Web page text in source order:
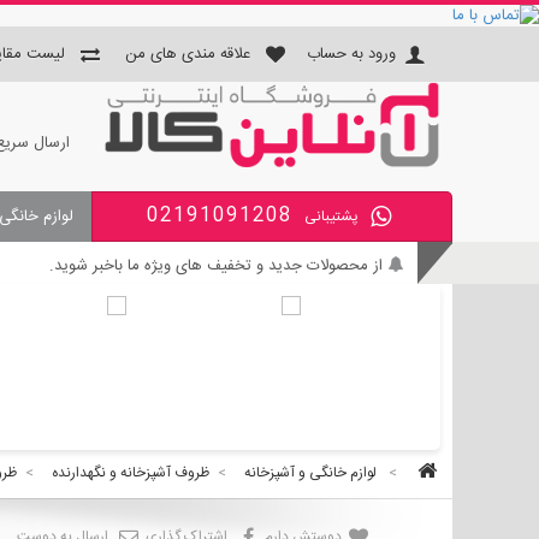
ورود به حساب علاقه مندی های من لیست
ارسال
پشتیبانی 02191091208 لوازم
از محصولات جدید و تخفیف های ویژه ما باخبر شوید.
بی واسطه و مطمئن خرید کنید.
> لوازم خانگی و آشپزخانه > ظروف آشپزخانه و نگهدارنده >